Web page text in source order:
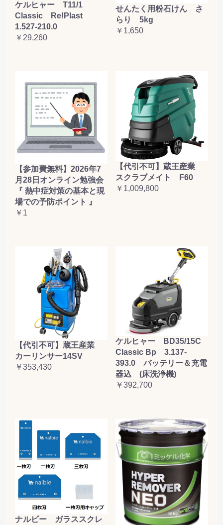
ケルヒャー T11/1
Classic Re!Plast
1.527-210.0
￥29,260
せんたく用粉石けん さ
らり 5kg
￥1,650
【参加費無料】2026年7
月28日オンライン勉強会
『 熱中症対策の基本と現
場での予防ポイント 』
￥1
【代引不可】蔵王産業
スクラブメイト F60
￥1,009,800
【代引不可】蔵王産業
カーリンサー14SV
￥353,430
ケルヒャー BD35/15C
Classic Bp 3.137-
393.0 バッテリー＆充電
器込 (床洗浄機)
￥392,700
ナルビー ガラススクレ